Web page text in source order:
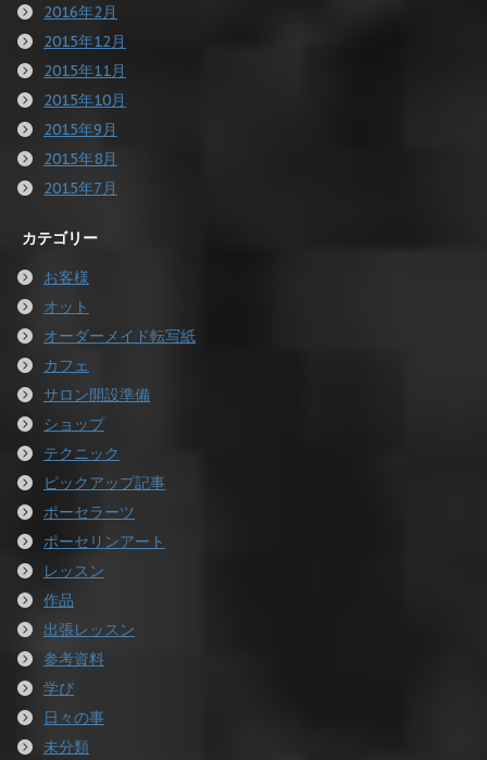
2016年2月
2015年12月
2015年11月
2015年10月
2015年9月
2015年8月
2015年7月
カテゴリー
お客様
オット
オーダーメイド転写紙
カフェ
サロン開設準備
ショップ
テクニック
ピックアップ記事
ポーセラーツ
ポーセリンアート
レッスン
作品
出張レッスン
参考資料
学び
日々の事
未分類